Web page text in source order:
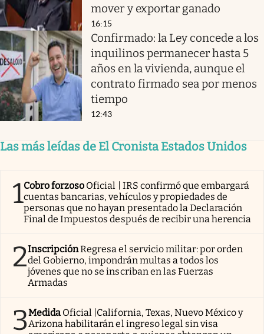
mover y exportar ganado
16:15
Confirmado: la Ley concede a los
inquilinos permanecer hasta 5
años en la vivienda, aunque el
contrato firmado sea por menos
tiempo
12:43
Las más leídas de El Cronista Estados Unidos
1Cobro forzoso Oficial | IRS confirmó que embargará
cuentas bancarias, vehículos y propiedades de
personas que no hayan presentado la Declaración
Final de Impuestos después de recibir una herencia
2InscripciónRegresa el servicio militar: por orden
del Gobierno, impondrán multas a todos los
jóvenes que no se inscriban en las Fuerzas
Armadas
3Medida Oficial |California, Texas, Nuevo México y
Arizona habilitarán el ingreso legal sin visa